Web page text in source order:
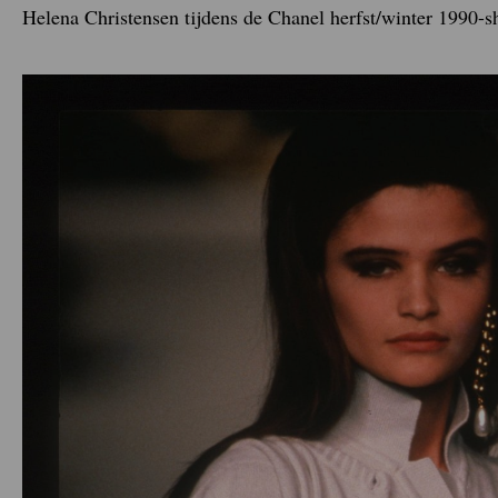
Helena Christensen tijdens de Chanel herfst/winter 1990-